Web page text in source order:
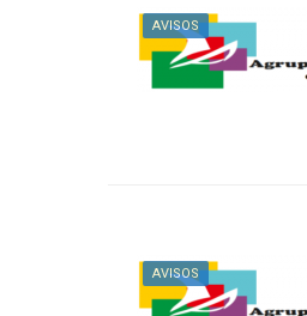
AVISOS
AVISOS